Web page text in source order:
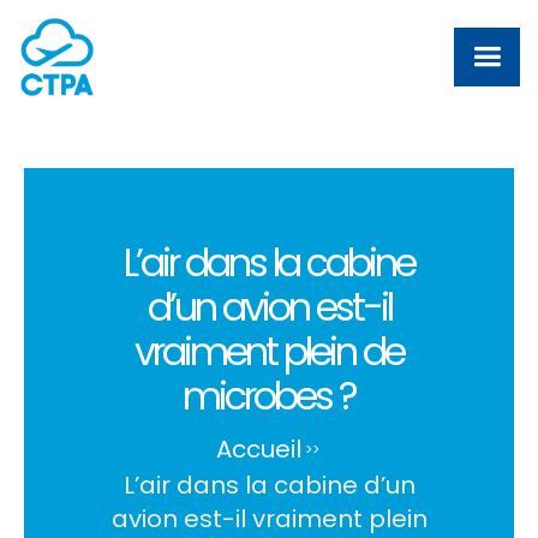
L’air dans la cabine
d’un avion est-il
vraiment plein de
microbes ?
Accueil >>
L’air dans la cabine d’un
avion est-il vraiment plein